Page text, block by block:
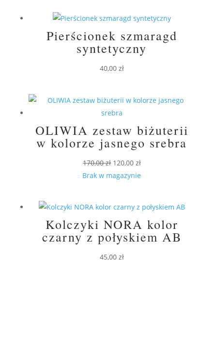
Pierścionek szmaragd
syntetyczny
40,00 zł
OLIWIA zestaw biżuterii
w kolorze jasnego srebra
170,00zł Pierwotna
cena
120,00 złAktualna
cena
Brak w magazynie
Kolczyki NORA kolor
czarny z połyskiem AB
45,00 zł